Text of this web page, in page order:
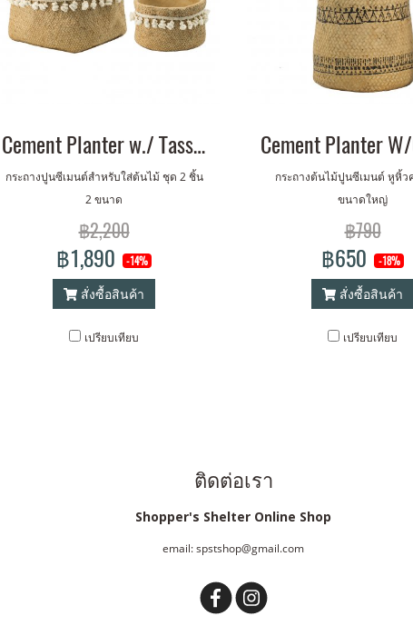
Cement Planter w./ Tassel Set of 2
กระถางปูนซีเมนต์สำหรับใส่ต้นไม้ ชุด 2 ชิ้น
2 ขนาด
฿2,200
฿1,890 -14%
สั่งซื้อสินค้า
เปรียบเทียบ
กระถางต้นไม้ปูนซีเมนต์ หูหิ้
ขนาดใหญ่
฿790
฿650 -18%
สั่งซื้อสินค้า
เปรียบเทียบ
ติดต่อเรา
Shopper's Shelter Online Shop
email: spstshop@gmail.com